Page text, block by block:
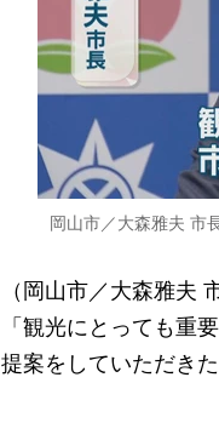
岡山市／大森雅夫 市
（岡山市／大森雅夫
「観光にとっても重
提案をしていただきた